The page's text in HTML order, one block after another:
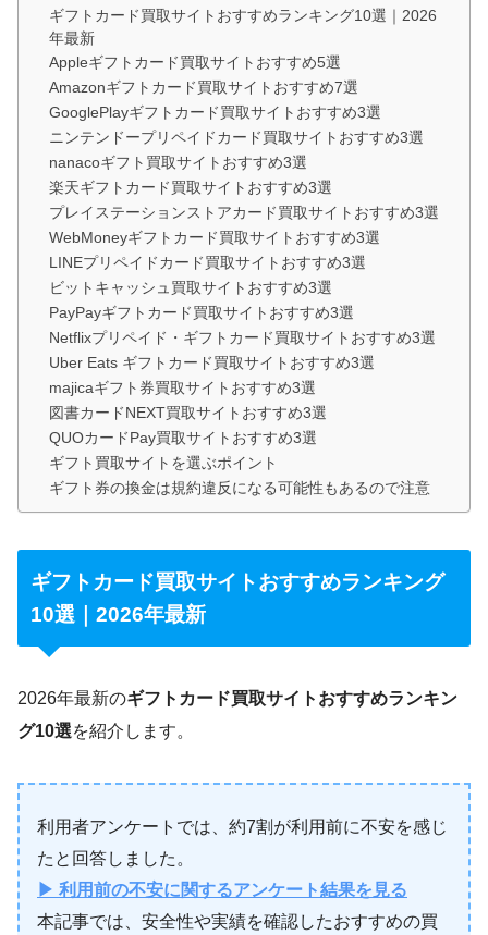
ギフトカード買取サイトおすすめランキング10選｜2026
年最新
Appleギフトカード買取サイトおすすめ5選
Amazonギフトカード買取サイトおすすめ7選
GooglePlayギフトカード買取サイトおすすめ3選
ニンテンドープリペイドカード買取サイトおすすめ3選
nanacoギフト買取サイトおすすめ3選
楽天ギフトカード買取サイトおすすめ3選
プレイステーションストアカード買取サイトおすすめ3選
WebMoneyギフトカード買取サイトおすすめ3選
LINEプリペイドカード買取サイトおすすめ3選
ビットキャッシュ買取サイトおすすめ3選
PayPayギフトカード買取サイトおすすめ3選
Netflixプリペイド・ギフトカード買取サイトおすすめ3選
Uber Eats ギフトカード買取サイトおすすめ3選
majicaギフト券買取サイトおすすめ3選
図書カードNEXT買取サイトおすすめ3選
QUOカードPay買取サイトおすすめ3選
ギフト買取サイトを選ぶポイント
ギフト券の換金は規約違反になる可能性もあるので注意
ギフトカード買取サイトおすすめランキング
10選｜2026年最新
2026年最新のギフトカード買取サイトおすすめランキン
グ10選を紹介します。
利用者アンケートでは、約7割が利用前に不安を感じ
たと回答しました。
▶ 利用前の不安に関するアンケート結果を見る
本記事では、安全性や実績を確認したおすすめの買